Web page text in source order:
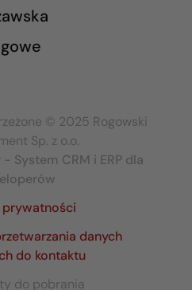
© 2025 Rogowski
Sp. z o.o.
System CRM i ERP dla
prywatności
danych
do kontaktu
do pobrania